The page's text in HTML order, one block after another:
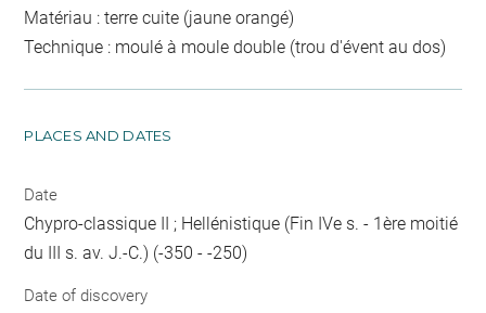
Matériau : terre cuite (jaune orangé)
Technique : moulé à moule double (trou d'évent au dos)
PLACES AND DATES
Date
Chypro-classique II ; Hellénistique (Fin IVe s. - 1ère moitié
du III s. av. J.-C.) (-350 - -250)
Date of discovery